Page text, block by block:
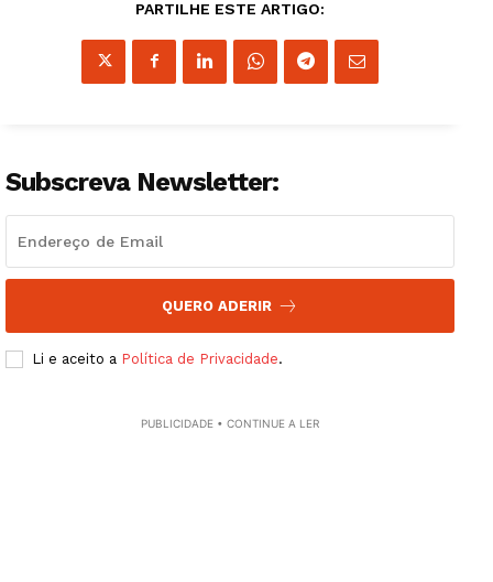
PARTILHE ESTE ARTIGO:
Subscreva Newsletter:
QUERO ADERIR
Li e aceito a Política de Privacidade.
PUBLICIDADE • CONTINUE A LER